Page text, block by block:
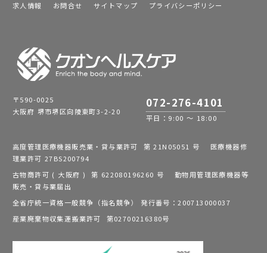
求人情報
お問合せ サイトマップ プライバシーポリシー
〒590-0025
大阪府 堺市堺区向陵東町3-2-20
072-276-4101
平日：9:00 ～ 18:00
高度管理医療機器販売業・貸与業許可 第 21N05051 号 医療機器修
理業許可 27BS200794
古物商許可 ( 大阪府 ) 第 622080196260 号 動物用管理医療機器等
販売・貸与業届出
全省庁統一資格一般競争（指名競争） 発行番号：200713000037
産業廃棄物収集運搬業許可 第02700216380号